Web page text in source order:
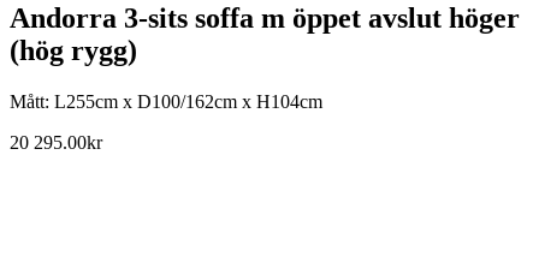
Andorra 3-sits soffa m öppet avslut höger
(hög rygg)
Mått: L255cm x D100/162cm x H104cm
20 295.00kr